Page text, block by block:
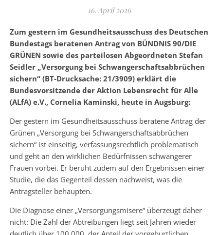
16. April 2026
Zum gestern im Gesundheitsausschuss des Deutschen
Bundestags beratenen Antrag von BÜNDNIS 90/DIE
GRÜNEN sowie des parteilosen Abgeordneten Stefan
Seidler „Versorgung bei Schwangerschaftsabbrüchen
sichern“ (BT-Drucksache: 21/3909) erklärt die
Bundesvorsitzende der Aktion Lebensrecht für Alle
(ALfA) e.V., Cornelia Kaminski, heute in Augsburg:
Der gestern im Gesundheitsausschuss beratene Antrag der
Grünen „Versorgung bei Schwangerschaftsabbrüchen
sichern“ ist einseitig, verfassungsrechtlich problematisch
und geht an den wirklichen Bedürfnissen schwangerer
Frauen vorbei. Er beruht zudem auf den Ergebnissen einer
Studie, die das Gegenteil dessen nachweist, was die
Antragsteller behaupten.
Die Diagnose einer „Versorgungsmisere“ überzeugt daher
nicht: Die Zahl der Abtreibungen liegt seit Jahren wieder